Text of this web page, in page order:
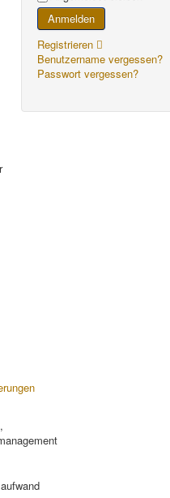
Anmelden
Registrieren
Benutzername vergessen?
Passwort vergessen?